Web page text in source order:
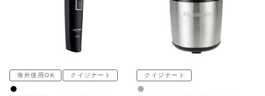
海外使用OK クイジナート
黒
クイジナート
グレー